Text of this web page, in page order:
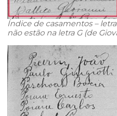
Índice de casamentos –
não estão na letra G (de